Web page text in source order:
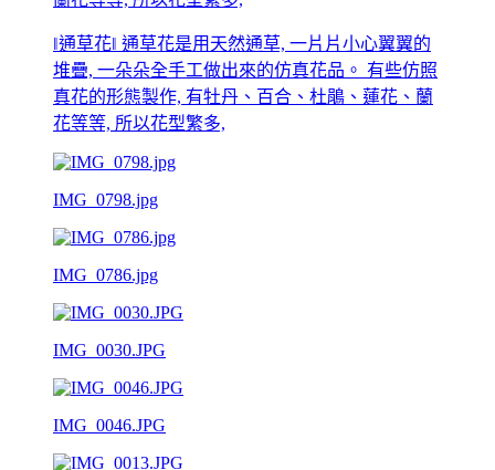
‖通草花‖ 通草花是用天然通草, 一片片小心翼翼的
堆疊, 一朵朵全手工做出來的仿真花品。 有些仿照
真花的形態製作, 有牡丹、百合、杜鵑、蓮花、蘭
花等等, 所以花型繁多,
IMG_0798.jpg
IMG_0786.jpg
IMG_0030.JPG
IMG_0046.JPG